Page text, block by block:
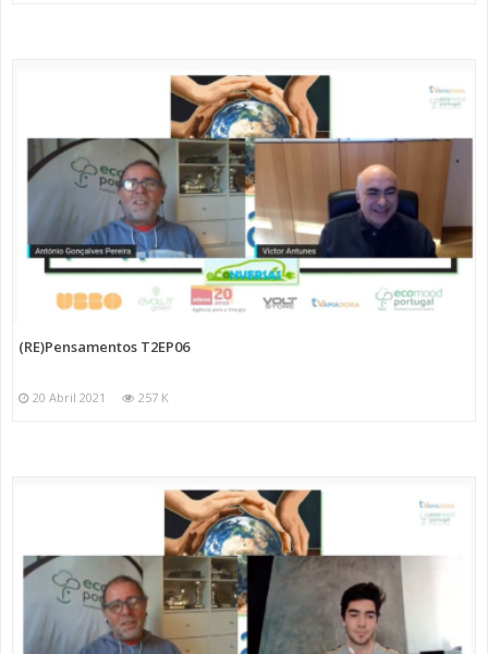
(RE)Pensamentos T2EP06
20 Abril 2021 257 K